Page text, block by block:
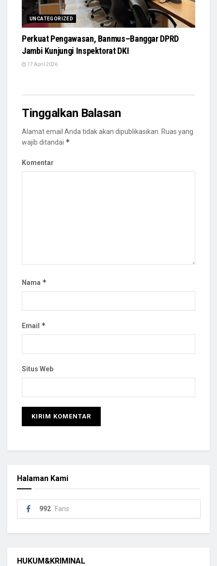
UNCATEGORIZED
Perkuat Pengawasan, Banmus–Banggar DPRD
Jambi Kunjungi Inspektorat DKI
17 April 2026
Tinggalkan Balasan
Alamat email Anda tidak akan dipublikasikan. Ruas yang
wajib ditandai *
Komentar
Nama *
Email *
Situs Web
Halaman Kami
992 Fans
HUKUM&KRIMINAL